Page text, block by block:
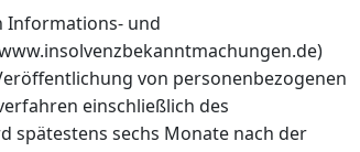
Informations- und
von personenbezogenen
einschließlich des
spätestens sechs Monate nach der